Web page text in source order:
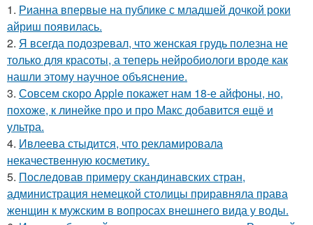
1. Рианна впервые на публике с младшей дочкой роки
айриш появилась.
2. Я всегда подозревал, что женская грудь полезна не
только для красоты, а теперь нейробиологи вроде как
нашли этому научное объяснение.
3. Совсем скоро Apple покажет нам 18-е айфоны, но,
похоже, к линейке про и про Макс добавится ещё и
ультра.
4. Ивлеева стыдится, что рекламировала
некачественную косметику.
5. Последовав примеру скандинавских стран,
администрация немецкой столицы приравняла права
женщин к мужским в вопросах внешнего вида у воды.